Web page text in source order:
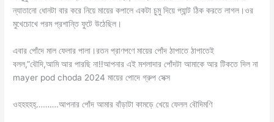
ন্যাতানো ধোনটা বার করে নিয়ে মায়ের কপালে একটা চুমু দিয়ে প্যান্ট ঠিক করতে লাগল।ওর
মুখেচোখে পরম প্রশান্তি ফুটে উঠেছিল।
এবার পোঁদে মাল ফেলার পালা।রতন প্রাণপণে মায়ের পোঁদ ঠাপাতে ঠাপাতেই
বলল,”বৌদি,আমি আর পারছি না!!আপনার এই মশলাদার পোঁদটা আমাকে আর টিকতে দিল না
mayer pod choda 2024 মায়ের পোদে গ্রুপ সেক্স
ওহহহহহ্……….আপনার পোঁদ আমার বাঁড়াটা কামড়ে খেয়ে ফেলল বৌদিমণি